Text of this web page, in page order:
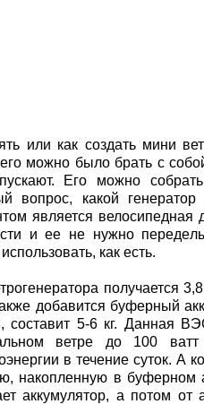
или как создать мини
можно было брать с
Его можно
вопрос, какой
является велосипедная
и ее не нужно
как есть.
получается
добавится буферный
составит 5-6 кг. Данная
ветре до 100
в течение суток. А
накопленную в буферном
аккумулятор, а потом от